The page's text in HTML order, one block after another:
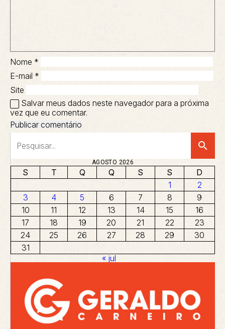
Nome *
E-mail *
Site
Salvar meus dados neste navegador para a próxima
vez que eu comentar.
search
AGOSTO 2026
S T Q Q S S
D
1
2
3
4 5 6 7 8
9
10
11 12 13 14 15
16
17
18 19 20 21 22
23
24
25 26 27 28 29
30
31
« jul